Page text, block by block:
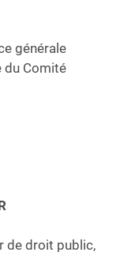
générale
du Comité
de droit public,